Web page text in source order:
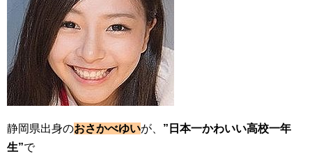
静岡県出身のおさかべゆいが、 ”日本一かわいい高校一年
生”で